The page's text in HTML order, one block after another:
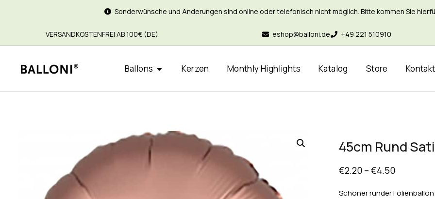
Sonderwünsche und Änderungen sind online oder telefonisch nicht möglich. Bitte kommen Sie
VERSANDKOSTENFREI AB 100€ (DE) eshop@balloni.de +49 221 510910
Ballons Kerzen Monthly Highlights Katalog Store Kontakt
45cm Rund
€2.20–€4.50
Schöner runder